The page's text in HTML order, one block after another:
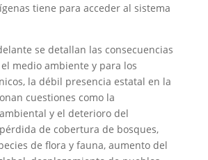
tiene para acceder al sistema
se detallan las consecuencias
medio ambiente y para los
la débil presencia estatal en la
cuestiones como la
y el deterioro del
de cobertura de bosques,
de flora y fauna, aumento del